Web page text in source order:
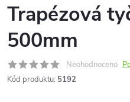
Trapézová
500mm
Neohodnoceno
Kód produktu: 5192